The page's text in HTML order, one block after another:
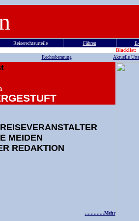
Reiserechtsurteile Fähren
Rechtsberatung
Aktuelle
MEIDEN
REDAKTION
.............Mehr